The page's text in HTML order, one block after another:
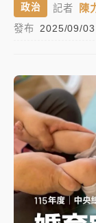
父親節泡湯了
女律師陳昱瑄
暑假過三周才
旅局回應了
中信慈善基金
駁 理由曝光
故宮《龍藏
周六起展出延
政治 記者 陳
發布 2025/09/